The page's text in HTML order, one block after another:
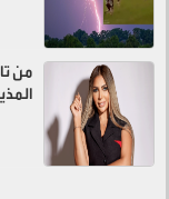
من